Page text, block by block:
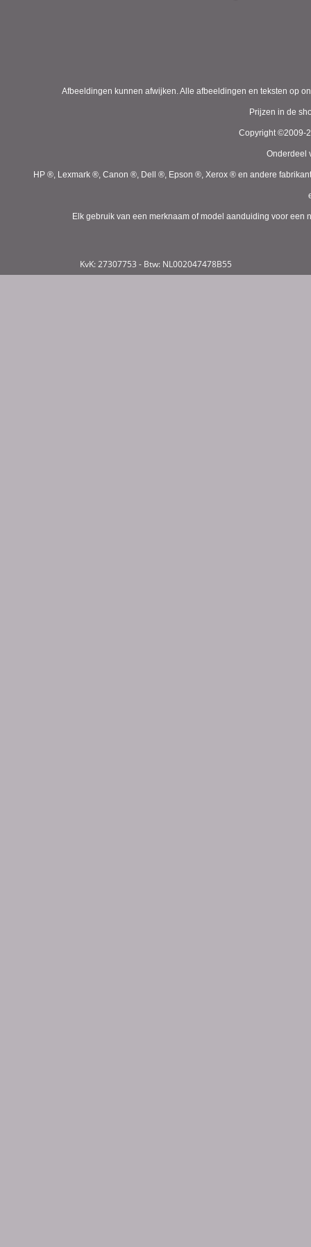
Afbeeldingen kunnen afwijken. Alle afbeeldingen en teksten op
Prijzen in de
Copyright ©2009-
Onderdeel
HP ®, Lexmark ®, Canon ®, Dell ®, Epson ®, Xerox ® en andere
Elk gebruik van een merknaam of model aanduiding voor
KvK: 27307753 - Btw: NL002047478B55